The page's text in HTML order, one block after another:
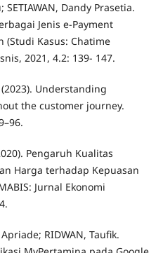
SETIAWAN, Dandy Prasetia.
Jenis e-Payment
(Studi Kasus: Chatime
2021, 4.2: 139- 147.
(2023). Understanding
the customer journey.
Pengaruh Kualitas
Harga terhadap Kepuasan
Jurnal Ekonomi
RIDWAN, Taufik.